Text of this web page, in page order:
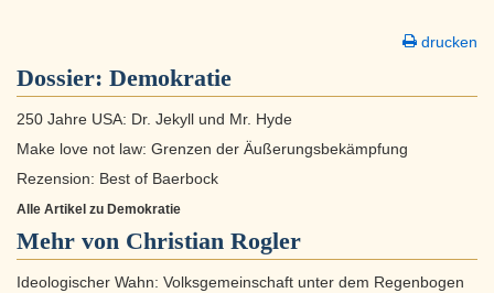
drucken
Dossier: Demokratie
250 Jahre USA: Dr. Jekyll und Mr. Hyde
Make love not law: Grenzen der Äußerungsbekämpfung
Rezension: Best of Baerbock
Alle Artikel zu Demokratie
Mehr von Christian Rogler
Ideologischer Wahn: Volksgemeinschaft unter dem Regenbogen